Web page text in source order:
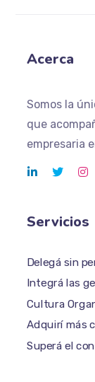
Acerca
Somos la
que
empresaria
Servicios
Delegá sin
Integrá las
Cultura
Adquirí más
Superá el